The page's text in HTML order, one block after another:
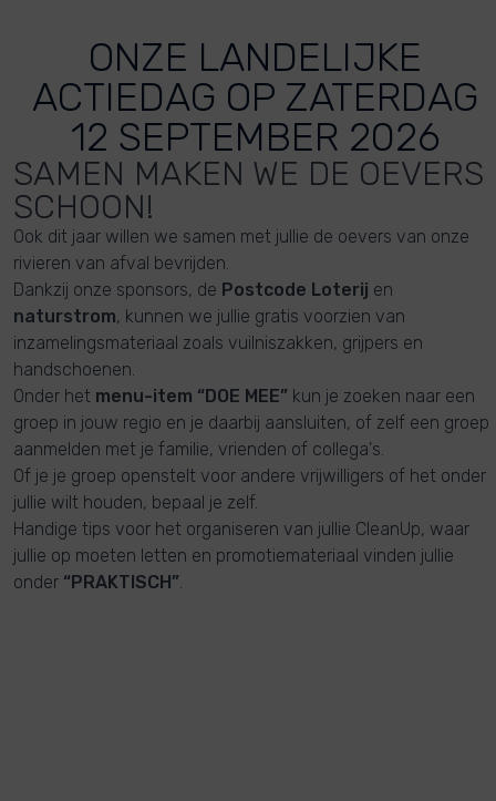
ONZE LANDELIJKE
ACTIEDAG OP ZATERDAG
12 SEPTEMBER 2026
SAMEN MAKEN WE DE OEVERS
SCHOON!
Ook dit jaar willen we samen met jullie de oevers van onze
rivieren van afval bevrijden.
Dankzij onze sponsors, de Postcode Loterij en
naturstrom, kunnen we jullie gratis voorzien van
inzamelingsmateriaal zoals vuilniszakken, grijpers en
handschoenen.
Onder het menu-item “DOE MEE” kun je zoeken naar een
groep in jouw regio en je daarbij aansluiten, of zelf een groep
aanmelden met je familie, vrienden of collega's.
Of je je groep openstelt voor andere vrijwilligers of het onder
jullie wilt houden, bepaal je zelf.
Handige tips voor het organiseren van jullie CleanUp, waar
jullie op moeten letten en promotiemateriaal vinden jullie
onder “PRAKTISCH”.